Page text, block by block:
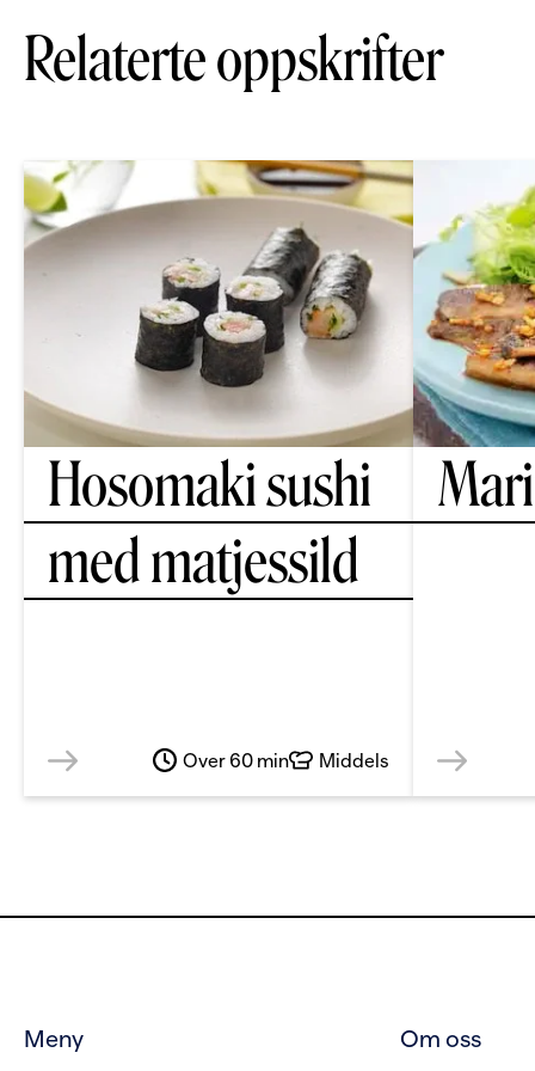
Relaterte oppskrifter
Hosomaki sushi
med matjessild
Over 60 min Middels
Meny Om oss